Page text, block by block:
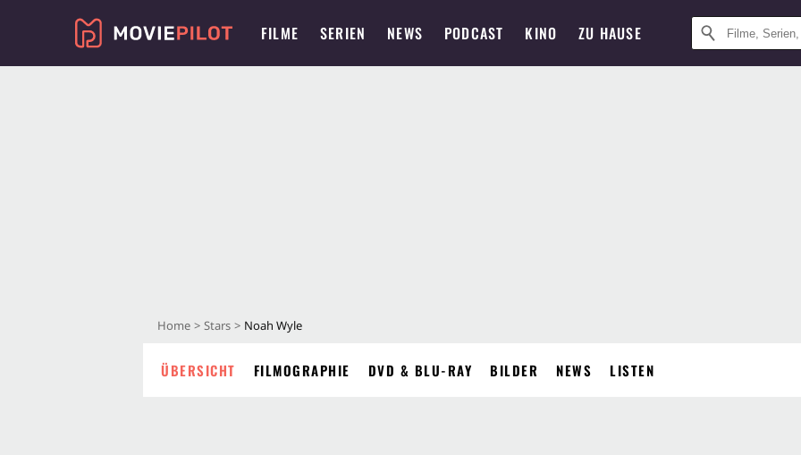
FILME SERIEN NEWS PODCAST KINO ZU HAUSE
Home Stars Noah Wyle
ÜBERSICHT FILMOGRAPHIE DVD & BLU-RAY BILDER NEWS LISTEN